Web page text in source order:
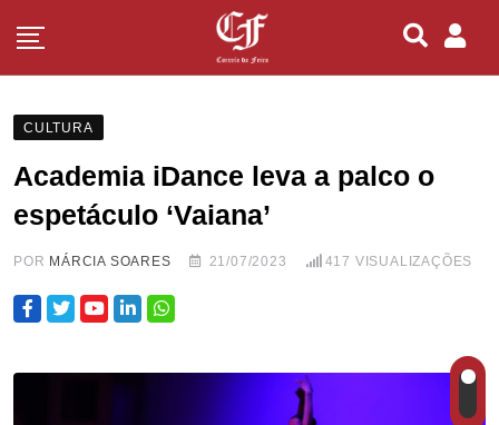
CULTURA
Academia iDance leva a palco o
espetáculo ‘Vaiana’
POR MÁRCIA SOARES 21/07/2023 417 VISUALIZAÇÕES